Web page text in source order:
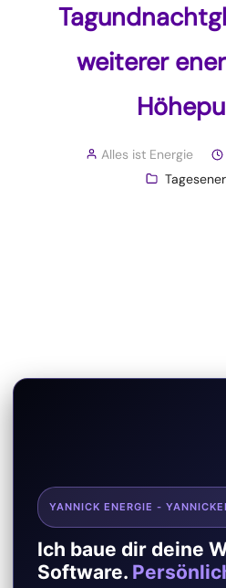
weiterer
Alles ist Energie
YANNICK ENERGIE -
Ich baue dir deine
Software.